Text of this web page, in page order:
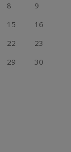
8
9
15
16
22
23
29
30